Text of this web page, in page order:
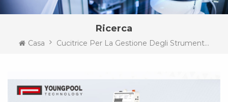
Ricerca
Casa Cucitrice Per La Gestione Degli Strumenti Di Giunzione SMT